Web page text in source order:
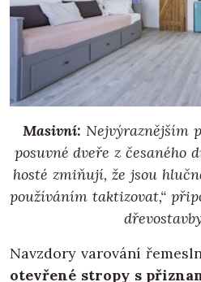
Masivní: Nejvýraznějším
posuvné dveře z česaného
hosté zmiňují, že jsou
používáním taktizovat,“
Navzdory varování
otevřené stropy s